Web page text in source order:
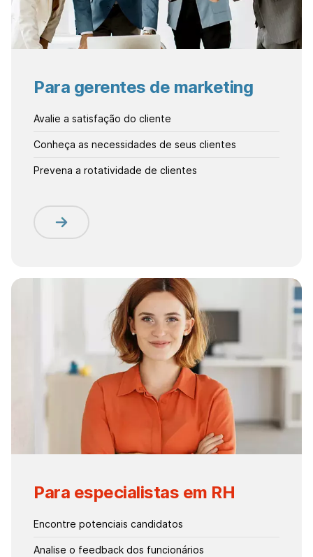
Para gerentes de marketing
Avalie a satisfação do cliente
Conheça as necessidades de seus clientes
Prevena a rotatividade de clientes
Para especialistas em RH
Encontre potenciais candidatos
Analise o feedback dos funcionários